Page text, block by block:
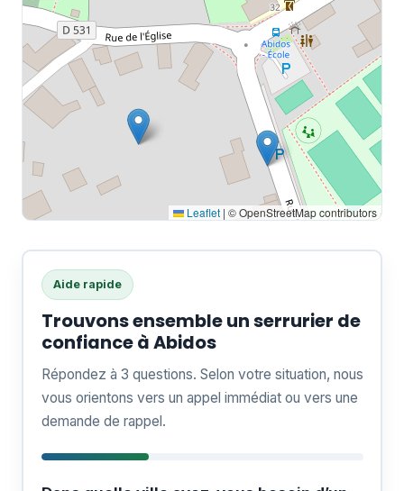
Leaflet | © OpenStreetMap contributors
Aide rapide
Trouvons ensemble un serrurier de
confiance à Abidos
Répondez à 3 questions. Selon votre situation, nous
vous orientons vers un appel immédiat ou vers une
demande de rappel.